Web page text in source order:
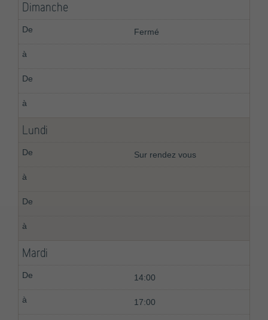
Dimanche
Fermé
Lundi
Sur rendez vous
Mardi
14:00
17:00